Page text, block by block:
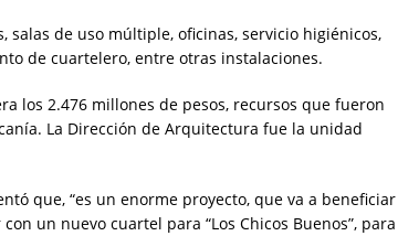
salas de uso múltiple, oficinas, servicio higiénicos,
de cuartelero, entre otras instalaciones.
los 2.476 millones de pesos, recursos que fueron
La Dirección de Arquitectura fue la unidad
que, “es un enorme proyecto, que va a beneficiar
un nuevo cuartel para “Los Chicos Buenos”, para